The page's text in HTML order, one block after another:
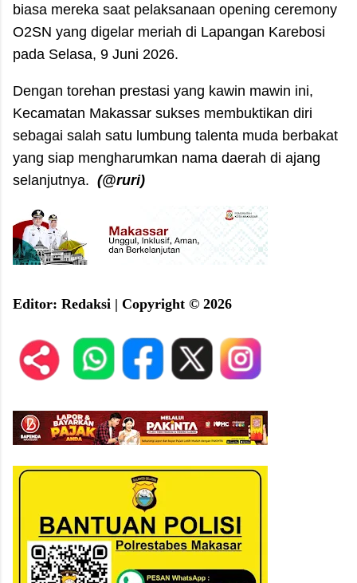
biasa mereka saat pelaksanaan opening ceremony
O2SN yang digelar meriah di Lapangan Karebosi
pada Selasa, 9 Juni 2026.
​Dengan torehan prestasi yang kawin mawin ini,
Kecamatan Makassar sukses membuktikan diri
sebagai salah satu lumbung talenta muda berbakat
yang siap mengharumkan nama daerah di ajang
selanjutnya. (@ruri)
Editor: Redaksi | Copyright © 2026